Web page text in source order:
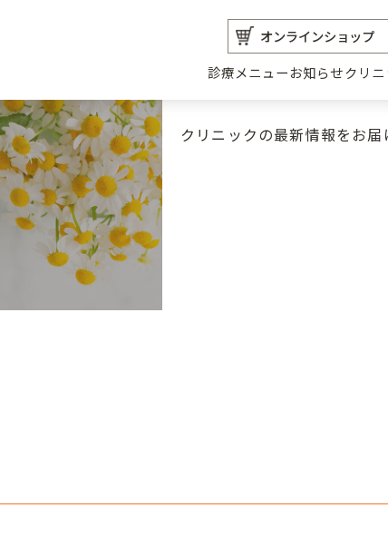
オンラインショップ
診療メニューお知らせクリ
クリニックの最新情報をお届